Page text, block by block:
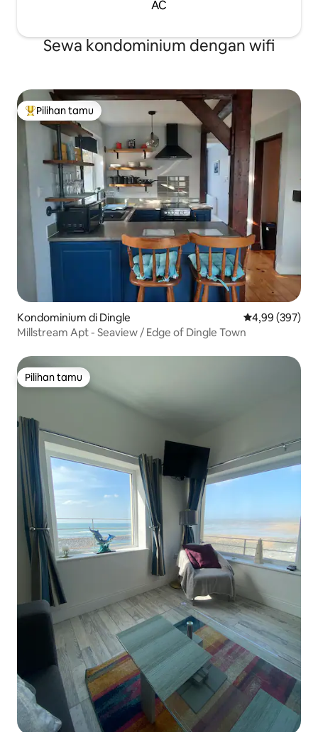
AC
Sewa kondominium dengan wifi
Pilihan tamu terpopuler
Pilihan tamu
Kondominium di Dingle Nilai rata-rata
4,99 (397)
Millstream Apt - Seaview / Edge of Dingle Town
Pilihan tamu
Pilihan tamu